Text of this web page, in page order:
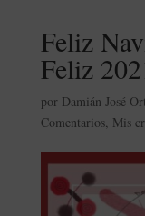
Feliz
Feliz
por Damián José
Comentarios, Mis